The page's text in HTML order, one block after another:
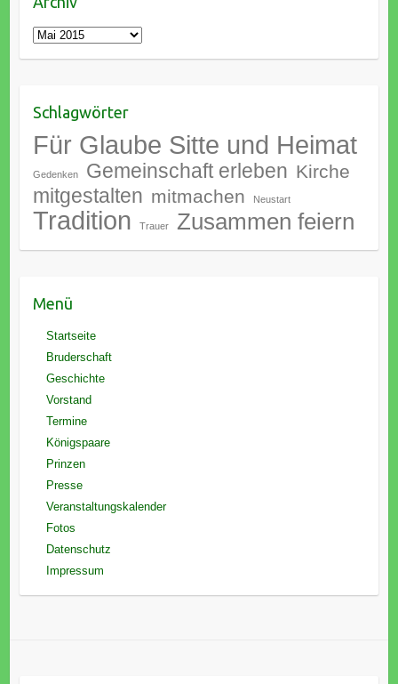
Archiv
Schlagwörter
Für Glaube Sitte und Heimat
Gedenken Gemeinschaft erleben Kirche
mitgestalten mitmachen Neustart
Tradition Trauer Zusammen feiern
Menü
Startseite
Bruderschaft
Geschichte
Vorstand
Termine
Königspaare
Prinzen
Presse
Veranstaltungskalender
Fotos
Datenschutz
Impressum